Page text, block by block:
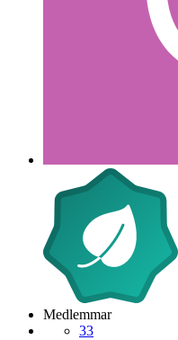
Medlemmar
33